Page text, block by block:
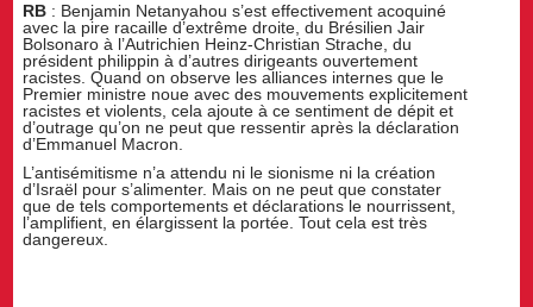
RB : Benjamin Netanyahou s’est effectivement acoquiné
avec la pire racaille d’extrême droite, du Brésilien Jair
Bolsonaro à l’Autrichien Heinz-Christian Strache, du
président philippin à d’autres dirigeants ouvertement
racistes. Quand on observe les alliances internes que le
Premier ministre noue avec des mouvements explicitement
racistes et violents, cela ajoute à ce sentiment de dépit et
d’outrage qu’on ne peut que ressentir après la déclaration
d’Emmanuel Macron.
L’antisémitisme n’a attendu ni le sionisme ni la création
d’Israël pour s’alimenter. Mais on ne peut que constater
que de tels comportements et déclarations le nourrissent,
l’amplifient, en élargissent la portée. Tout cela est très
dangereux.